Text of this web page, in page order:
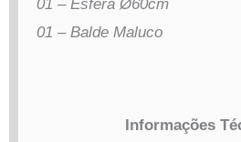
01 – Esfera Ø60cm
01 – Balde Maluco
Informações